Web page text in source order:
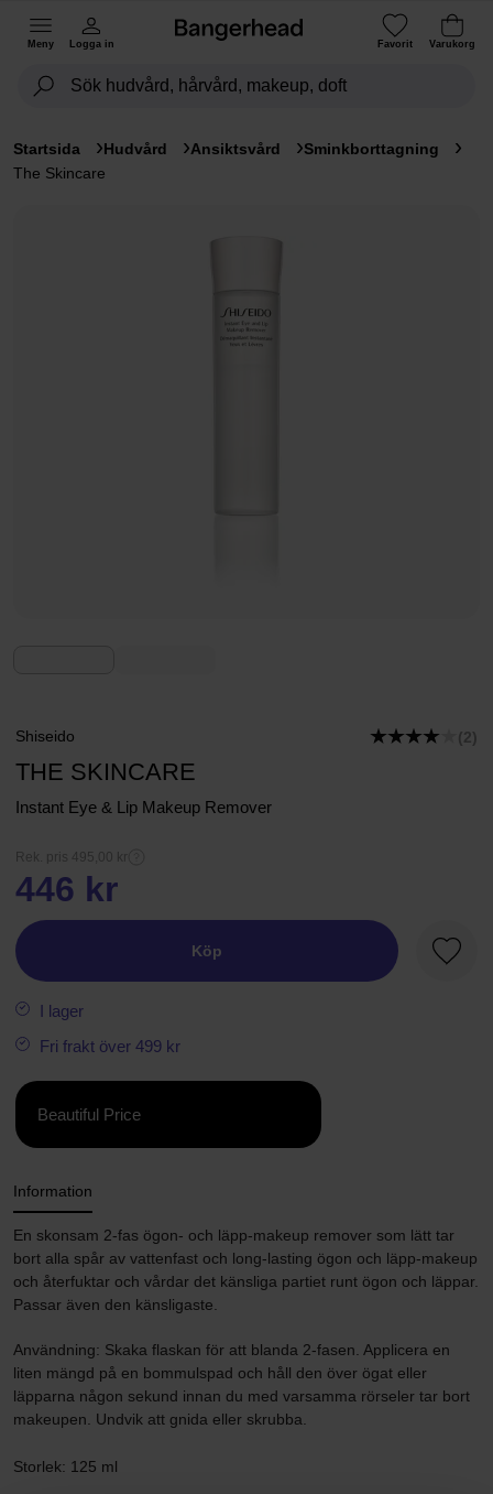
Meny Logga in Favorit Varukorg
Startsida Hudvård Ansiktsvård
Sminkborttagning
The Skincare
Shiseido (2)
THE SKINCARE
Instant Eye & Lip Makeup Remover
Rek. pris 495,00 kr
446 kr
Köp
I lager
Fri frakt över 499 kr
Beautiful Price
Information
En skonsam 2-fas ögon- och läpp-makeup remover som lätt tar
bort alla spår av vattenfast och long-lasting ögon och läpp-makeup
och återfuktar och vårdar det känsliga partiet runt ögon och läppar.
Passar även den känsligaste.
Användning: Skaka flaskan för att blanda 2-fasen. Applicera en
liten mängd på en bommulspad och håll den över ögat eller
läpparna någon sekund innan du med varsamma rörseler tar bort
makeupen. Undvik att gnida eller skrubba.
Storlek: 125 ml